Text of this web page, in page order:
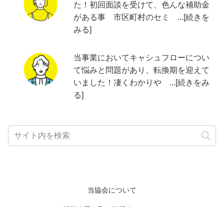
た！初回面談を受けて、色んな補助金
がある事 市区町村のセミ ...[続きを
みる]
当事業においてキャシュフローについ
て悩みと問題があり、転換期を迎えて
いました！凄くわかりや ...[続きをみ
る]
当協会について